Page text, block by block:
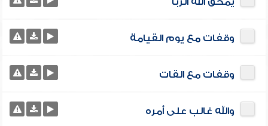
وقفات مع يوم القيامة
وقفات مع القات
والله غالب على أمره